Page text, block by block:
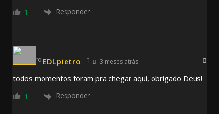
1 Responder
EDLpietro 3 meses atrás
todos momentos foram pra chegar aqui, obrigado Deus!
1 Responder